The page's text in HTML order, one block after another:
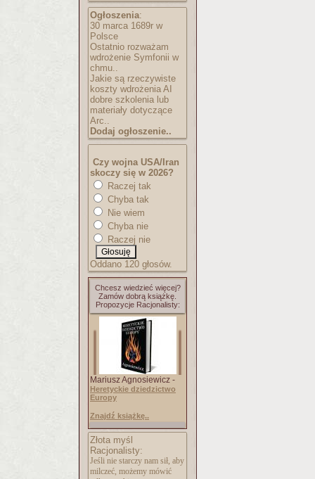
Ogłoszenia:
30 marca 1689r w
Polsce
Ostatnio rozważam
wdrożenie Symfonii w
chmu..
Jakie są rzeczywiste
koszty wdrożenia AI
dobre szkolenia lub
materiały dotyczące
Arc..
Dodaj ogłoszenie..
Czy wojna USA/Iran
skoczy się w 2026?
Raczej tak
Chyba tak
Nie wiem
Chyba nie
Raczej nie
Oddano 120 głosów.
Chcesz wiedzieć więcej?
Zamów dobrą książkę.
Propozycje Racjonalisty:
Mariusz Agnosiewicz -
Heretyckie dziedzictwo
Europy
Znajdź książkę..
Złota myśl
Racjonalisty:
Jeśli nie starczy nam sił, aby
milczeć, możemy mówić